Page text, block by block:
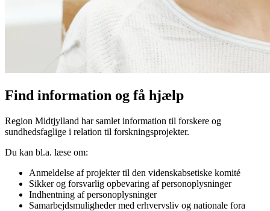
Find information og få hjælp
Region Midtjylland har samlet information til forskere og
sundhedsfaglige i relation til forskningsprojekter.
Du kan bl.a. læse om:
Anmeldelse af projekter til den videnskabsetiske komité
Sikker og forsvarlig opbevaring af personoplysninger
Indhentning af personoplysninger
Samarbejdsmuligheder med erhvervsliv og nationale fora